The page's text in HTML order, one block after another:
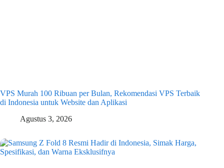
VPS Murah 100 Ribuan per Bulan, Rekomendasi VPS Terbaik
di Indonesia untuk Website dan Aplikasi
Agustus 3, 2026